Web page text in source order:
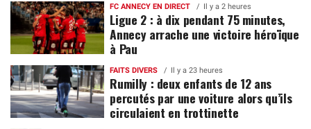
FC ANNECY EN DIRECT Il y a 2 heures
Ligue 2 : à dix pendant 75 minutes,
Annecy arrache une victoire héroïque
à Pau
FAITS DIVERS Il y a 23 heures
Rumilly : deux enfants de 12 ans
percutés par une voiture alors qu’ils
circulaient en trottinette